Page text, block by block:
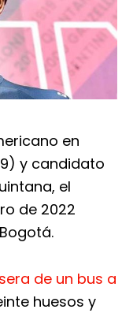
en
y candidato
el
de 2022
de un bus a
huesos y